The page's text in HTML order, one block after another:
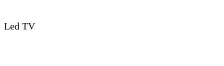
Led TV